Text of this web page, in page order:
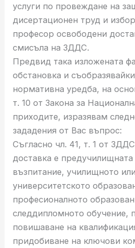
услуги по провеждане на
дисертационен труд и
професор освободени
смисъла на ЗДДС.
Предвид така изложената
обстановка и
нормативна уредба, на
т. 10 от Закона за
приходите, изразявам
зададения от Вас въпрос:
Съгласно чл. 41, т. 1 от
доставка е
възпитание, училищното или
университетското
професионалното
следдипломното обучение,
повишаване на
придобиване на ключови